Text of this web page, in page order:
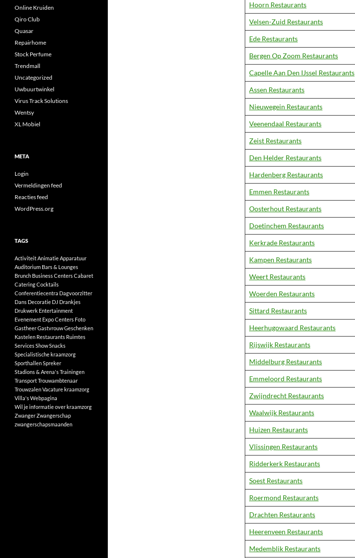
Hoorn Restaurants
Velsen-Zuid Restaurants
Ede Restaurants
Bergen Op Zoom Restaurants
Capelle Aan Den IJssel Restaurants
Assen Restaurants
Nieuwegein Restaurants
Veenendaal Restaurants
Zeist Restaurants
Den Helder Restaurants
Hardenberg Restaurants
Emmen Restaurants
Oosterhout Restaurants
Doetinchem Restaurants
Kerkrade Restaurants
Kampen Restaurants
Weert Restaurants
Woerden Restaurants
Sittard Restaurants
Heerhugowaard Restaurants
Rijswijk Restaurants
Middelburg Restaurants
Emmeloord Restaurants
Zwijndrecht Restaurants
Waalwijk Restaurants
Huizen Restaurants
Vlissingen Restaurants
Ridderkerk Restaurants
Soest Restaurants
Roermond Restaurants
Drachten Restaurants
Heerenveen Restaurants
Medemblik Restaurants
Online Kruiden
Qiro Club
Quasar
Repairhome
Stock Perfume
Trendmall
Uncategorized
Uwbuurtwinkel
Virus Track Solutions
Wentsy
XL Mobiel
META
Login
Vermeldingen feed
Reacties feed
WordPress.org
TAGS
ActiviteitAnimatieApparatuur
Auditorium Bars & Lounges
Brunch Business CentersCabaret
CateringCocktails
Conferentiecentra Dagvoorzitter
Dans Decoratie DJ Drankjes
Drukwerk Entertainment
Evenement Expo Centers Foto
GastheerGastvrouwGeschenken
Kastelen Restaurants Ruimtes
ServicesShowSnacks
Specialistische kraamzorg
SporthallenSpreker
Stadions & Arena'sTrainingen
TransportTrouwambtenaar
TrouwzalenVacature kraamzorg
Villa'sWebpagina
Wil je informatie over kraamzorg
ZwangerZwangerschap
zwangerschapsmaanden